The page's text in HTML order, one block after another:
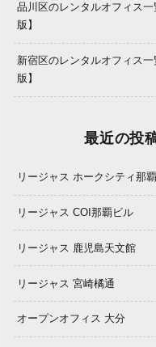
品川区のレンタルオフィス一
版】
新宿区のレンタルオフィス
版】
最近の投
リージャス ホークシティ那覇
リージャス COI那覇ビル
リージャス 鹿児島天文館
リージャス 宮崎橘通
オープンオフィス 大分